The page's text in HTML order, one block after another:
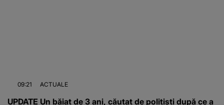
09:21 ACTUALE
UPDATE Un băiat de 3 ani, căutat de polițiști după ce a